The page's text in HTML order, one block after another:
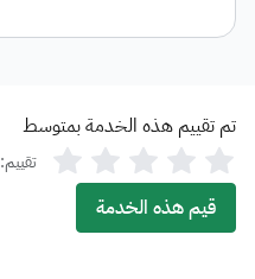
تم تقييم هذه الخدمة بمتوسط
تقييم:
قيم هذه الخدمة